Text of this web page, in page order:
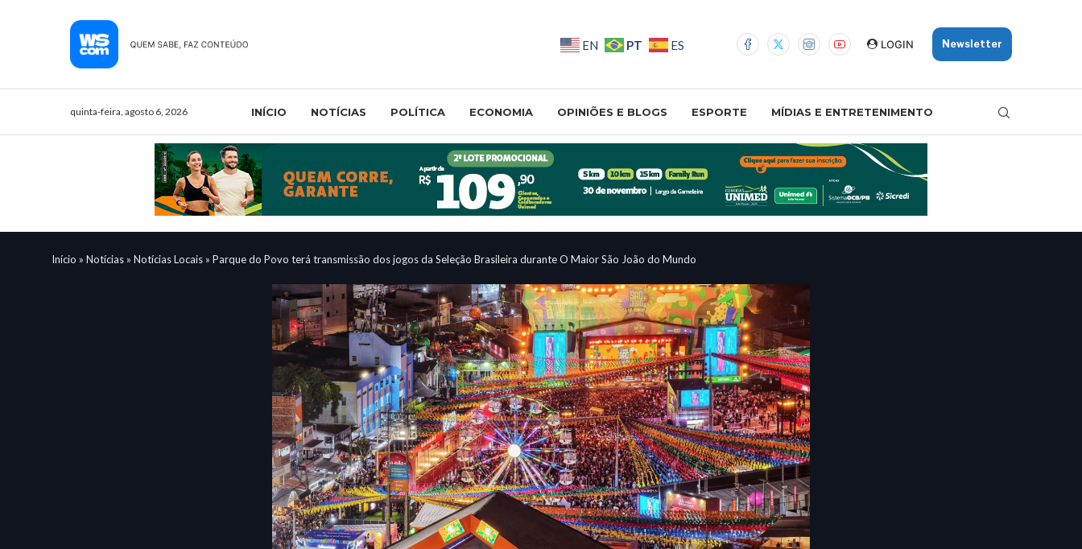
EN PT ES LOGIN Newsletter
quinta-feira, agosto 6, 2026 INÍCIO NOTÍCIAS POLÍTICA ECONOMIA OPINIÕES E BLOGS ESPORTE MÍDIAS E ENTRETENIMENTO
Início » Notícias » Notícias Locais » Parque do Povo terá transmissão dos jogos da Seleção Brasileira durante O Maior São João do Mundo